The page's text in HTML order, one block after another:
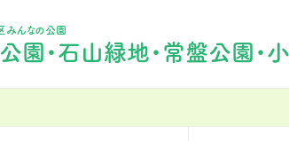
みんなの公園
園・石山緑地・常盤公園・